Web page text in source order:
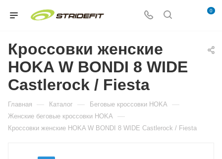
0
Кроссовки женские
HOKA W BONDI 8 WIDE
Castlerock / Fiesta
Главная — Каталог — Беговые кроссовки HOKA —
Женские беговые кроссовки HOKA —
Кроссовки женские HOKA W BONDI 8 WIDE Castlerock / Fiesta